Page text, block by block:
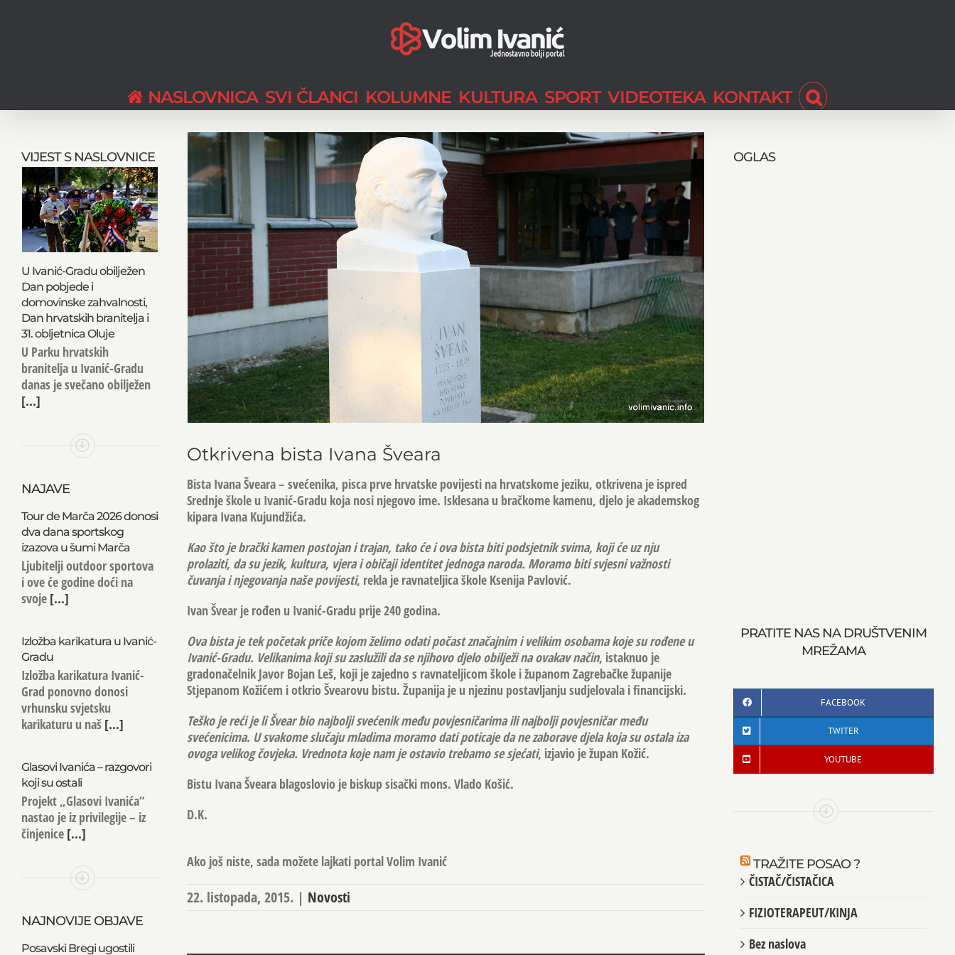
NASLOVNICA SVI ČLANCI KOLUMNE KULTURA SPORT VIDEOTEKA KONTAKT
View
Image
Otkrivena bista Ivana Šveara
Bista Ivana Šveara – svećenika, pisca prve hrvatske povijesti na hrvatskome jeziku, otkrivena je ispred
Srednje škole u Ivanić-Gradu koja nosi njegovo ime. Isklesana u bračkome kamenu, djelo je akademskog
kipara Ivana Kujundžića.
Kao što je brački kamen postojan i trajan, tako će i ova bista biti podsjetnik svima, koji će uz nju
prolaziti, da su jezik, kultura, vjera i običaji identitet jednoga naroda. Moramo biti svjesni važnosti
čuvanja i njegovanja naše povijesti, rekla je ravnateljica škole Ksenija Pavlović.
Ivan Švear je rođen u Ivanić-Gradu prije 240 godina.
Ova bista je tek početak priče kojom želimo odati počast značajnim i velikim osobama koje su rođene u
Ivanić-Gradu. Velikanima koji su zaslužili da se njihovo djelo obilježi na ovakav način, istaknuo je
gradonačelnik Javor Bojan Leš, koji je zajedno s ravnateljicom škole i županom Zagrebačke županije
Stjepanom Kožićem i otkrio Švearovu bistu. Županija je u njezinu postavljanju sudjelovala i financijski.
Teško je reći je li Švear bio najbolji svećenik među povjesničarima ili najbolji povjesničar među
svećenicima. U svakome slučaju mladima moramo dati poticaje da ne zaborave djela koja su ostala iza
ovoga velikog čovjeka. Vrednota koje nam je ostavio trebamo se sjećati, izjavio je župan Kožić.
Bistu Ivana Šveara blagoslovio je biskup sisački mons. Vlado Košić.
D.K.
Ako još niste, sada možete lajkati portal Volim Ivanić
22. listopada, 2015. | Novosti
VIJEST S NASLOVNICE
U Ivanić-Gradu obilježen
Dan pobjede i
domovinske zahvalnosti,
Dan hrvatskih branitelja i
31. obljetnica Oluje
U Parku hrvatskih
branitelja u Ivanić-Gradu
danas je svečano obilježen
[...]
NAJAVE
Tour de Marča 2026 donosi
dva dana sportskog
izazova u šumi Marča
Ljubitelji outdoor sportova
i ove će godine doći na
svoje[...]
Izložba karikatura u Ivanić-
Gradu
Izložba karikatura Ivanić-
Grad ponovno donosi
vrhunsku svjetsku
karikaturu u naš[...]
Glasovi Ivanića – razgovori
koji su ostali
Projekt „Glasovi Ivanića“
nastao je iz privilegije – iz
činjenice[...]
NAJNOVIJE OBJAVE
Posavski Bregi ugostili
OGLAS
PRATITE NAS NA DRUŠTVENIM
MREŽAMA
FACEBOOK
TWITER
YOUTUBE
TRAŽITE POSAO ?
ČISTAČ/ČISTAČICA
FIZIOTERAPEUT/KINJA
Bez naslova